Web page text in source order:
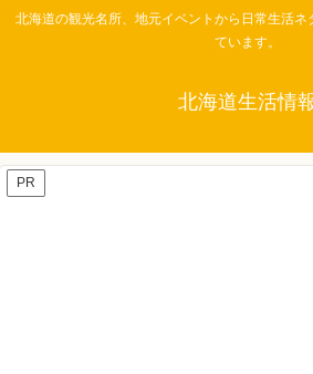
北海道の観光名所、地元イベントから日常生活
ています。
北海道生活情
PR